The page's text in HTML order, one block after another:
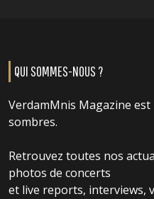
QUI SOMMES-NOUS ?
VerdamMnis Magazine
sombres.
Retrouvez toutes nos
photos de concerts
et live reports, interviews,